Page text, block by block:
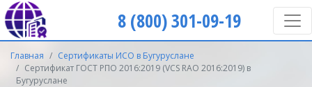
8 (800) 301-09-19
Главная
Сертификаты ИСО в Бугуруслане
Сертификат ГОСТ РПО 2016:2019 (VCS RAO 2016:2019) в
Бугуруслане